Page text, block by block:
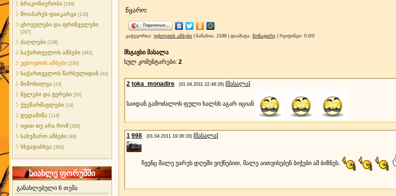
ბრაკონიერობა [169]
მოიპარეს-დაიკარგა [116]
ცხოველები და ფრინველები
[267]
ძაღლები [138]
საქართველოს ამბები [482]
უცხოეთის ამბები [330]
საქართველოს წარსულიდან [43]
მიმოხილვა [33]
მგლები და ტურები [55]
ქვეწარმავლები [14]
დედამიწა [114]
იცით თუ არა რომ [284]
სახუმარო ამბები [48]
სხვადასხვა [362]
სიახლე ფორუმში
განახლებული 6 თემა
წყარო:
Поделиться…
კატეგორია: უცხოეთის ამბები ნანახია: 2199 | დაამატა: მონადირე რეიტინგი: 0.0/0
მსგავსი მასალა
სულ კომენტარები: 2
2 toka_monadire (01.04.2011 22:48:26) [მასალა]
საიდან გამოძალოს ფული ხალსხ აგარ იციან
1 998 (01.04.2011 19:36:33) [მასალა]
ჩვენც მალე უარეს დღეში ვიქნებით, მალე აითვისებენ ბიჭები ამ ბიზნეს.